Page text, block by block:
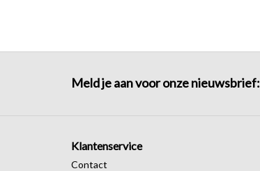
Meld je aan voor onze nieuwsbrief:
Klantenservice
Contact